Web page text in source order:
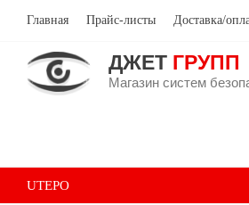
Главная Прайс-листы Доставка/
ДЖЕТ ГРУПП
Магазин систем
UTEPO